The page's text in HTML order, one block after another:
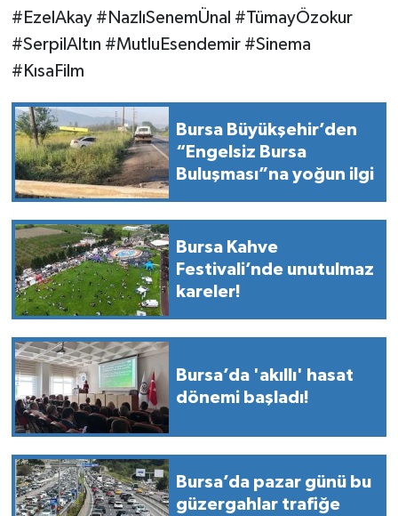
#EzelAkay #NazlıSenemÜnal #TümayÖzokur
#SerpilAltın #MutluEsendemir #Sinema
#KısaFilm
Bursa Büyükşehir’den
“Engelsiz Bursa
Buluşması”na yoğun ilgi
Bursa Kahve
Festivali’nde unutulmaz
kareler!
Bursa’da 'akıllı' hasat
dönemi başladı!
Bursa’da pazar günü bu
güzergahlar trafiğe